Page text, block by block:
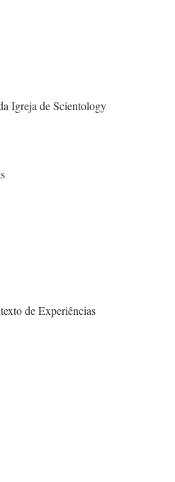
Igreja de Scientology
de Experiências